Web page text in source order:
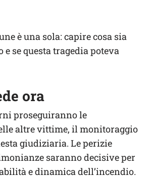
è una sola: capire cosa sia
e se questa tragedia poteva
ora
proseguiranno le
altre vittime, il monitoraggio
giudiziaria. Le perizie
saranno decisive per
e dinamica dell’incendio.